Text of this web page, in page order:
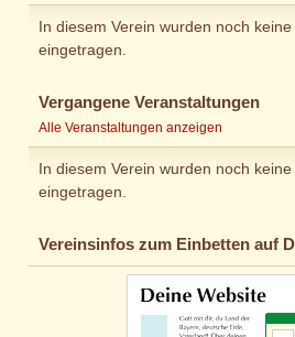
In diesem Verein wurden noch
eingetragen.
Vergangene Veranstaltungen
Alle Veranstaltungen anzeigen
In diesem Verein wurden noch
eingetragen.
Vereinsinfos zum Einbetten auf